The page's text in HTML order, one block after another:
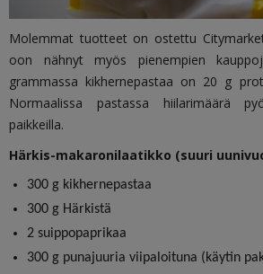
Molemmat tuotteet on ostettu
oon nähnyt myös pienempien
grammassa kikhernepastaa on 20 g
Normaalissa pastassa hiilarimäärä
paikkeilla.
Härkis-makaronilaatikko (suuri
300 g kikhernepastaa
300 g Härkistä
2 suippopaprikaa
300 g punajuuria viipaloituna (käytin